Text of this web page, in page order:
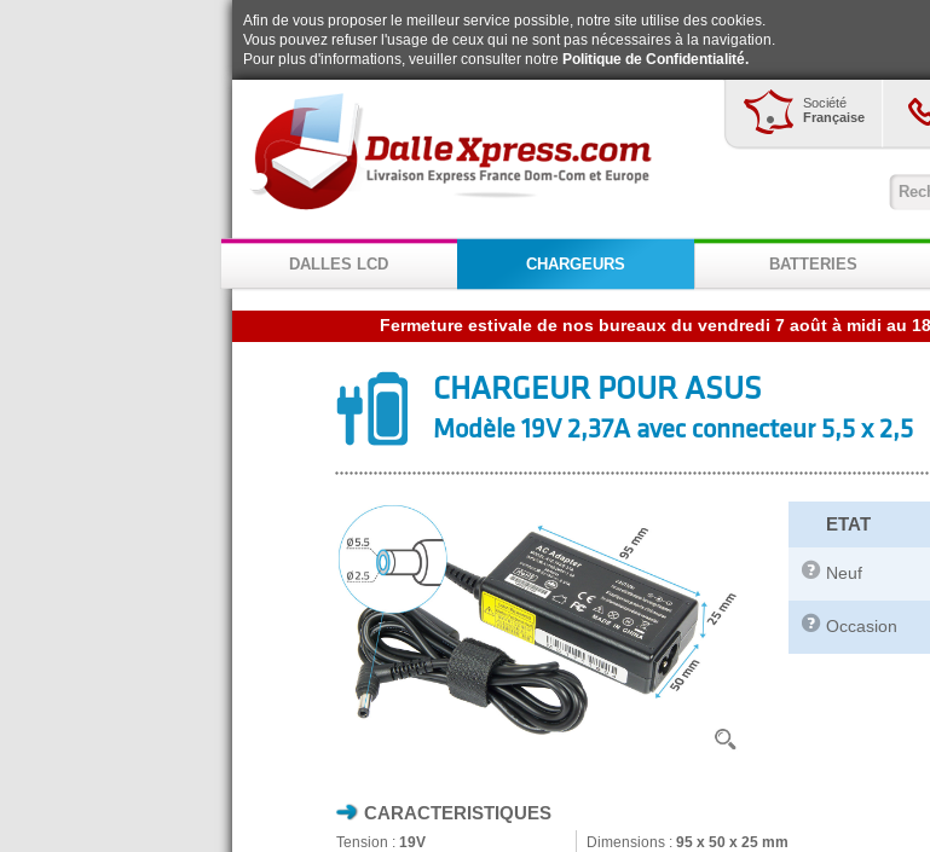
Afin de vous proposer le meilleur service possible, notre site utilise des cookies.
Vous pouvez refuser l'usage de ceux qui ne sont pas nécessaires à la navigation.
Pour plus d'informations, veuiller consulter notre Politique de Confidentialité.
Société
Française
DALLES LCD CHARGEURS BATTERIES
CHARGEUR POUR ASUS
Modèle 19V 2,37A avec connecteur 5,5 x 2,5
ETAT
Neuf
Occasion
CARACTERISTIQUES
Tension : 19V Dimensions : 95 x 50 x 25 mm